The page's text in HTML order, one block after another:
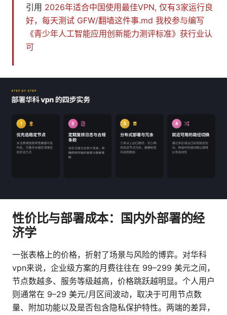
引用 2026年适合中国使用最佳VPN, 仅有3家运行良
好，每天测试 GFW/翻墙这件事.md 我校参与编写
《青少年人工智能应用创新能力测评标准》获行业认
可
性价比与部署成本：国内外部署的经
济学
一张表格上的价格，折射了场景与风险的博弈。对华科
vpn来说，企业级方案的月费往往在 99–299 美元之间，
节点数越多、服务等级越高，价格跳跃越明显。个人用户
则通常在 9–29 美元/月区间波动，取决于可用节点数
量、附加功能以及是否包含隐私保护特性。两端的差异，